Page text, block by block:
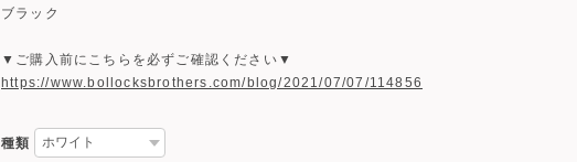
ブラック
▼ご購入前にこちらを必ずご確認ください▼
https://www.bollocksbrothers.com/blog/2021/07/07/114856
種類